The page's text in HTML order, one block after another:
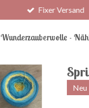
Wunderzauberwolle -
Fixer Versand
Neu